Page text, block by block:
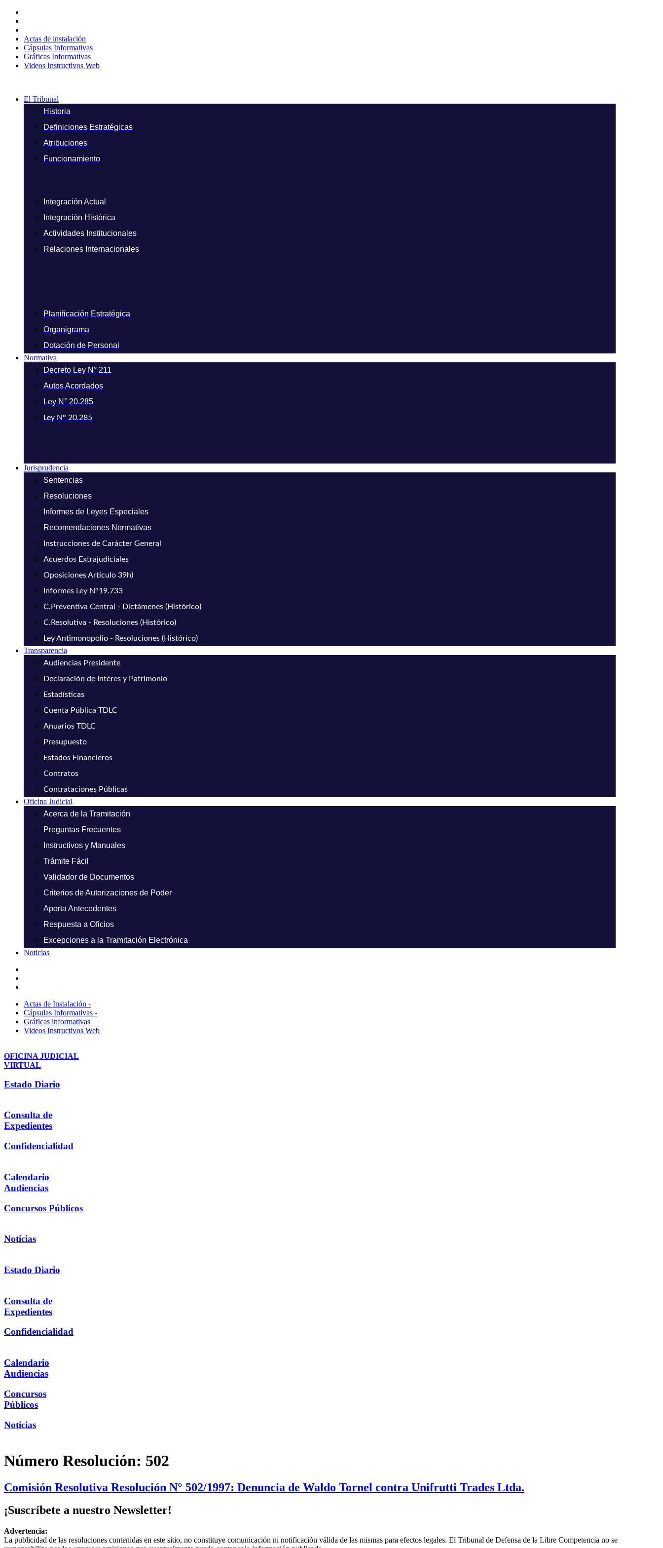
contenido
Actas de instalación
Cápsulas Informativas
Gráficas Informativas
Videos Instructivos Web
El Tribunal
Historia
Definiciones Estratégicas
Atribuciones
Funcionamiento
Integración Actual
Integración Histórica
Actividades Institucionales
Relaciones Internacionales
Planificación Estratégica
Organigrama
Dotación de Personal
Normativa
Decreto Ley N° 211
Autos Acordados
Ley N° 20.285
Ley N° 20.285
Jurisprudencia
Sentencias
Resoluciones
Informes de Leyes Especiales
Recomendaciones Normativas
Instrucciones de Carácter General
Acuerdos Extrajudiciales
Oposiciones Artículo 39h)
Informes Ley N°19.733
C.Preventiva Central - Dictámenes (Histórico)
C.Resolutiva - Resoluciones (Histórico)
Ley Antimonopolio - Resoluciones (Histórico)
Transparencia
Audiencias Presidente
Declaración de Intéres y Patrimonio
Estadísticas
Cuenta Pública TDLC
Anuarios TDLC
Presupuesto
Estados Financieros
Contratos
Contrataciones Públicas
Oficina Judicial
Acerca de la Tramitación
Preguntas Frecuentes
Instructivos y Manuales
Trámite Fácil
Validador de Documentos
Criterios de Autorizaciones de Poder
Aporta Antecedentes
Respuesta a Oficios
Excepciones a la Tramitación Electrónica
Noticias
Actas de Instalación -
Cápsulas Informativas -
Gráficas informativas
Videos Instructivos Web
OFICINA JUDICIAL
VIRTUAL
Estado Diario
Consulta de
Expedientes
Confidencialidad
Calendario
Audiencias
Concursos Públicos
Noticias
Estado Diario
Consulta de
Expedientes
Confidencialidad
Calendario
Audiencias
Concursos
Públicos
Noticias
Número Resolución: 502
Comisión Resolutiva Resolución N° 502/1997: Denuncia de Waldo Tornel contra Unifrutti Trades Ltda.
¡Suscríbete a nuestro Newsletter!
Advertencia:
La publicidad de las resoluciones contenidas en este sitio, no constituye comunicación ni notificación válida de las mismas para efectos legales. El Tribunal de Defensa de la Libre Competencia no se